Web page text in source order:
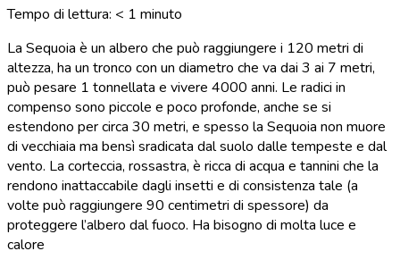
Tempo di lettura: < 1 minuto
La Sequoia è un albero che può raggiungere i 120 metri di
altezza, ha un tronco con un diametro che va dai 3 ai 7 metri,
può pesare 1 tonnellata e vivere 4000 anni. Le radici in
compenso sono piccole e poco profonde, anche se si
estendono per circa 30 metri, e spesso la Sequoia non muore
di vecchiaia ma bensì sradicata dal suolo dalle tempeste e dal
vento. La corteccia, rossastra, è ricca di acqua e tannini che la
rendono inattaccabile dagli insetti e di consistenza tale (a
volte può raggiungere 90 centimetri di spessore) da
proteggere l’albero dal fuoco. Ha bisogno di molta luce e
calore